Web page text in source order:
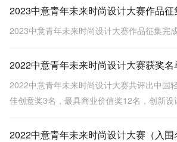
2023中意青年未来时尚设计大赛作品征
2023中意青年未来时尚设计大赛作品征集完
2022中意青年未来时尚设计大赛获奖名
2022中意青年未来时尚设计大赛共评出中国
佳创意奖3名，最具商业价值奖12名，创新设
2022中意青年未来时尚设计大赛（入围